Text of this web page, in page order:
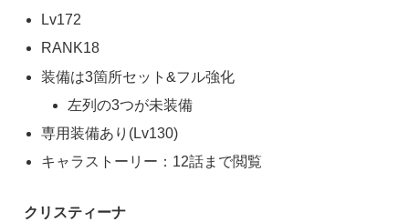
Lv172
RANK18
装備は3箇所セット&フル強化
左列の3つが未装備
専用装備あり(Lv130)
キャラストーリー：12話まで閲覧
クリスティーナ